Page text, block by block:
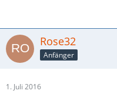
Rose32
Anfänger
1. Juli 2016